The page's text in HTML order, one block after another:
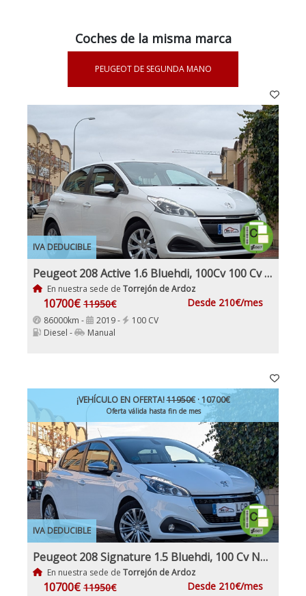
Coches de la misma marca
PEUGEOT DE SEGUNDA MANO
IVA DEDUCIBLE
Peugeot 208 Active 1.6 Bluehdi, 100Cv 100 Cv Nacional 1Dueño Etiqueta C IVA y Garantía Incl
En nuestra sede de Torrejón de Ardoz
10700€ 11950€ Desde 210€/mes
86000km - 2019 -
100 CV
Diesel -
Manual
IVA DEDUCIBLE
¡VEHÍCULO EN OFERTA!11950€· 10700€
Oferta válida hasta fin de mes
Peugeot 208 Signature 1.5 Bluehdi, 100 Cv Nacional 1Dueño Etiqueta C IVA y Garantía Incl
En nuestra sede de Torrejón de Ardoz
10700€ 11950€ Desde 210€/mes